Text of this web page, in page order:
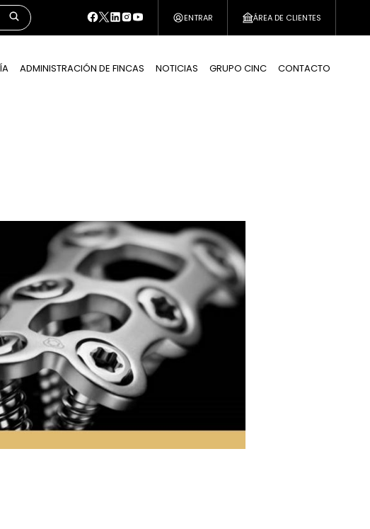
ENTRAR ÁREA DE CLIENTES
ADMINISTRACIÓN DE FINCAS NOTICIAS GRUPO CINC CONTACTO